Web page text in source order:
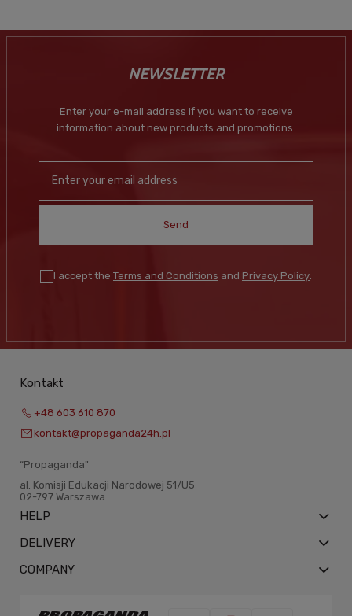
NEWSLETTER
Enter your e-mail address if you want to receive
information about new products and promotions.
Send
I accept the Terms and Conditions and Privacy Policy
Kontakt
+48 603 610 870
kontakt@propaganda24h.pl
“Propaganda"
al. Komisji Edukacji Narodowej 51/U5
02-797 Warszawa
HELP
DELIVERY
COMPANY